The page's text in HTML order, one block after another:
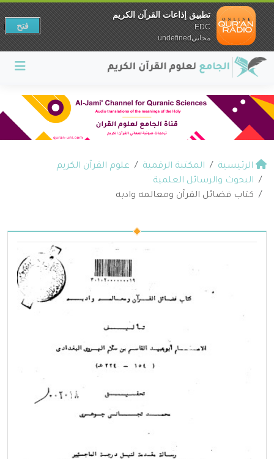
الرئيسية المكتبة الرقمية
علوم القرآن الكريم
البحوث والرسائل العلمية
كتاب فضائل القرآن ومعالمه وادبه
تطبيق إذاعات القرآن الكريم
EDC
مجانيundefined
فتح